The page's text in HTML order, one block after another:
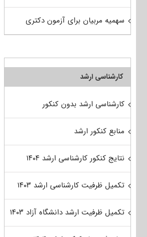
سهمیه مربیان برای آزمون دکتری
کارشناسی ارشد
کارشناسی ارشد بدون کنکور
منابع کنکور ارشد
نتایج کنکور کارشناسی ارشد ۱۴۰۴
تکمیل ظرفیت کارشناسی ارشد ۱۴۰۳
تکمیل ظرفیت ارشد دانشگاه آزاد ۱۴۰۳